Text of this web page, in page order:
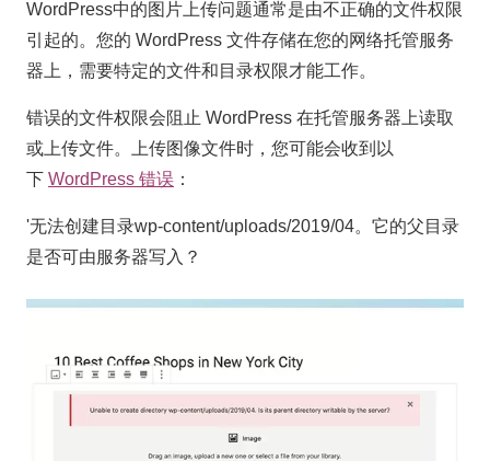
WordPress中的图片上传问题通常是由不正确的文件权限
引起的。您的 WordPress 文件存储在您的网络托管服务
器上，需要特定的文件和目录权限才能工作。
错误的文件权限会阻止 WordPress 在托管服务器上读取
或上传文件。上传图像文件时，您可能会收到以
下 WordPress 错误 ：
'无法创建目录wp-content/uploads/2019/04。它的父目录
是否可由服务器写入？